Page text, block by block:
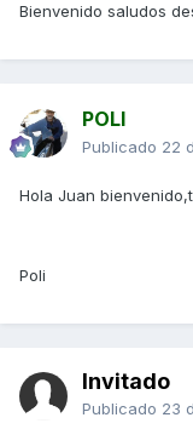
Bienvenido saludos
POLI
Publicado 22
Hola Juan
Poli
Invitado
Publicado 23